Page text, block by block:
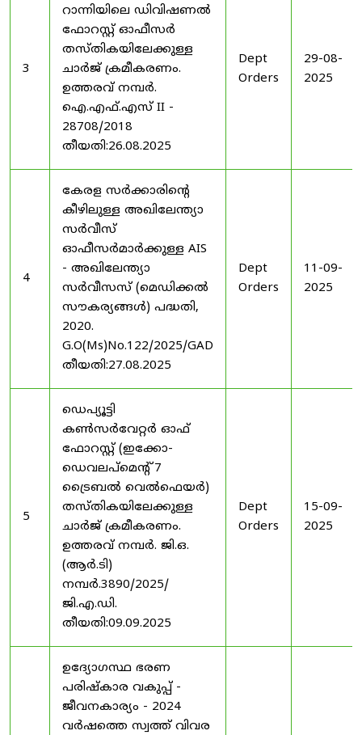
3
റാന്നിയിലെ ഡിവിഷണൽ
ഫോറസ്റ്റ് ഓഫീസർ
തസ്തികയിലേക്കുള്ള
ചാർജ് ക്രമീകരണം.
ഉത്തരവ് നമ്പർ.
ഐ.എഫ്.എസ് II -
28708/2018
തീയതി:26.08.2025
Dept
Orders
29-08-
2025
4
കേരള സർക്കാരിന്റെ
കീഴിലുള്ള അഖിലേന്ത്യാ
സർവീസ്
ഓഫീസർമാർക്കുള്ള AIS
- അഖിലേന്ത്യാ
സർവീസസ് (മെഡിക്കൽ
സൗകര്യങ്ങൾ) പദ്ധതി,
2020.
G.O(Ms)No.122/2025/GAD
തീയതി:27.08.2025
Dept
Orders
11-09-
2025
5
ഡെപ്യൂട്ടി
കൺസർവേറ്റർ ഓഫ്
ഫോറസ്റ്റ് (ഇക്കോ-
ഡെവലപ്മെന്റ് 7
ട്രൈബൽ വെൽഫെയർ)
തസ്തികയിലേക്കുള്ള
ചാർജ് ക്രമീകരണം.
ഉത്തരവ് നമ്പർ. ജി.ഒ.
(ആർ.ടി)
നമ്പർ.3890/2025/
ജി.എ.ഡി.
തീയതി:09.09.2025
Dept
Orders
15-09-
2025
ഉദ്യോഗസ്ഥ ഭരണ
പരിഷ്കാര വകുപ്പ് -
ജീവനകാര്യം - 2024
വർഷത്തെ സ്വത്ത് വിവര